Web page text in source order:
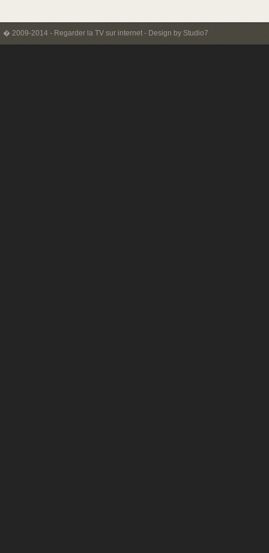
� 2009-2014 - Regarder la TV sur internet - Design by Studio7